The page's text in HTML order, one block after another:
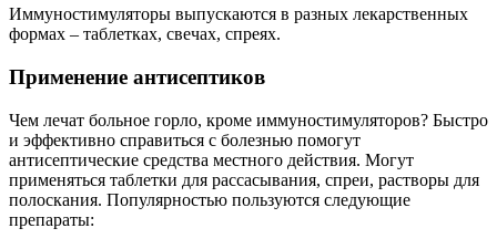
Иммуностимуляторы выпускаются в разных лекарственных
формах – таблетках, свечах, спреях.
Применение антисептиков
Чем лечат больное горло, кроме иммуностимуляторов? Быстро
и эффективно справиться с болезнью помогут
антисептические средства местного действия. Могут
применяться таблетки для рассасывания, спреи, растворы для
полоскания. Популярностью пользуются следующие
препараты: